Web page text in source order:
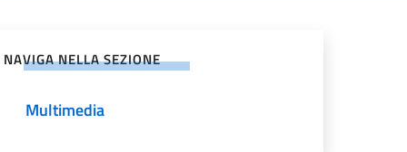
NAVIGA NELLA SEZIONE
Multimedia